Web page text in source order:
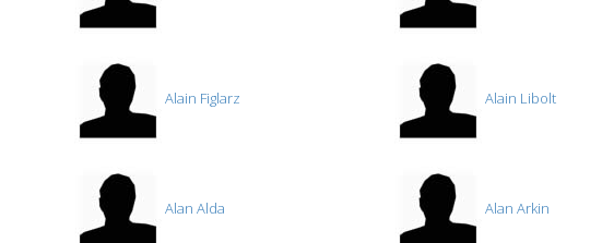
Alain Figlarz Alain Libolt
Alan Alda Alan Arkin